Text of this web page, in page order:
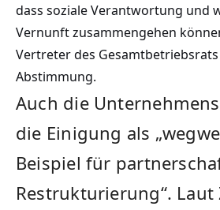
dass soziale Verantwortung und
Vernunft zusammengehen
Vertreter des
Abstimmung.
Auch die
die Einigung als
Beispiel für
Restrukturierung“. Laut